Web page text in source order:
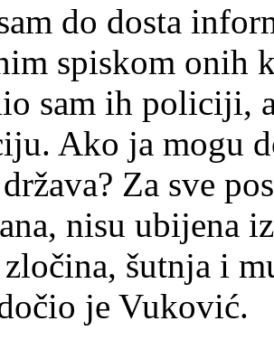
do dosta
spiskom onih
sam ih policiji,
Ako ja mogu
Za sve
nisu ubijena
šutnja i
je Vuković.